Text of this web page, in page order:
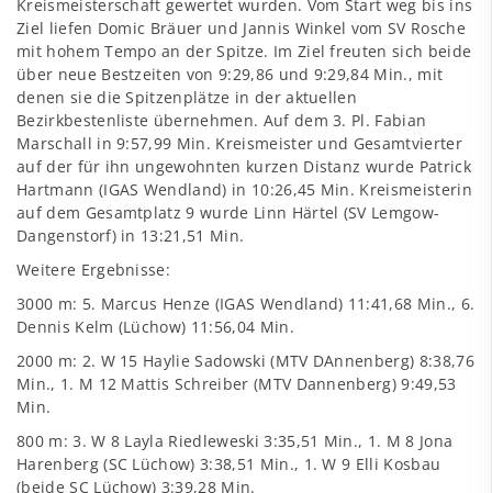
Kreismeisterschaft gewertet wurden. Vom Start weg bis ins
Ziel liefen Domic Bräuer und Jannis Winkel vom SV Rosche
mit hohem Tempo an der Spitze. Im Ziel freuten sich beide
über neue Bestzeiten von 9:29,86 und 9:29,84 Min., mit
denen sie die Spitzenplätze in der aktuellen
Bezirkbestenliste übernehmen. Auf dem 3. Pl. Fabian
Marschall in 9:57,99 Min. Kreismeister und Gesamtvierter
auf der für ihn ungewohnten kurzen Distanz wurde Patrick
Hartmann (IGAS Wendland) in 10:26,45 Min. Kreismeisterin
auf dem Gesamtplatz 9 wurde Linn Härtel (SV Lemgow-
Dangenstorf) in 13:21,51 Min.
Weitere Ergebnisse:
3000 m: 5. Marcus Henze (IGAS Wendland) 11:41,68 Min., 6.
Dennis Kelm (Lüchow) 11:56,04 Min.
2000 m: 2. W 15 Haylie Sadowski (MTV DAnnenberg) 8:38,76
Min., 1. M 12 Mattis Schreiber (MTV Dannenberg) 9:49,53
Min.
800 m: 3. W 8 Layla Riedleweski 3:35,51 Min., 1. M 8 Jona
Harenberg (SC Lüchow) 3:38,51 Min., 1. W 9 Elli Kosbau
(beide SC Lüchow) 3:39,28 Min.